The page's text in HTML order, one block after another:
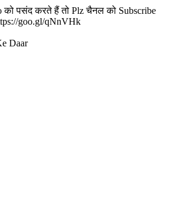
पसंद करते हैं तो Plz चैनल को Subscribe
goo.gl/qNnVHk
Daar